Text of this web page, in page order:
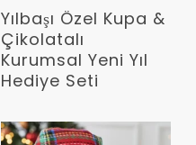
Devamını Oku
Yılbaşı Özel Kupa &
Çikolatalı
Kurumsal Yeni Yıl
Hediye Seti